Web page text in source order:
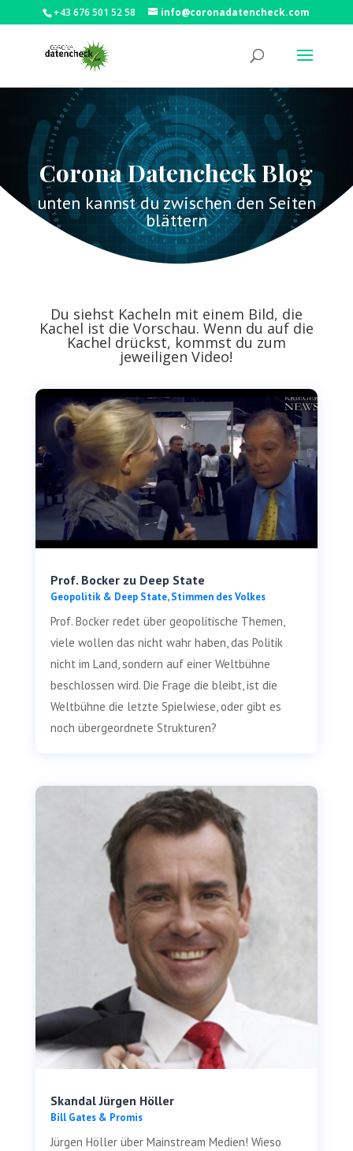
+43 676 501 52 58 info@coronadatencheck.com
Corona Datencheck Blog
unten kannst du zwischen den Seiten
blättern
Du siehst Kacheln mit einem Bild, die
Kachel ist die Vorschau. Wenn du auf die
Kachel drückst, kommst du zum
jeweiligen Video!
Prof. Bocker zu Deep State
Geo­po­li­tik & Deep Sta­te,Stim­men des Volkes
Prof. Bocker redet über geo­po­li­ti­sche The­men,
vie­le wol­len das nicht wahr haben, das Poli­tik
nicht im Land, son­dern auf einer Welt­büh­ne
beschlos­sen wird. Die Fra­ge die bleibt, ist die
Welt­büh­ne die letz­te Spiel­wie­se, oder gibt es
noch über­ge­ord­ne­te Strukturen?
Skandal Jürgen Höller
Bill Gates & Promis
Jür­gen Höl­ler über Main­stream Medi­en! Wie­so